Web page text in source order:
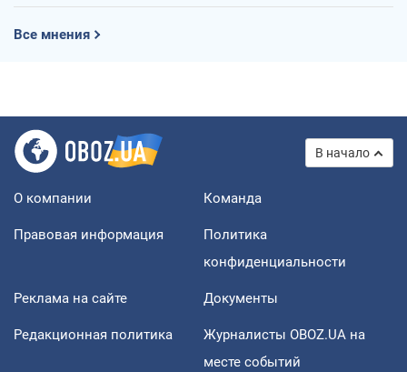
Все мнения
В начало
О компании Команда
Правовая информация
Политика
конфиденциальности
Реклама на сайте Документы
Редакционная политика
Журналисты OBOZ.UA на
месте событий